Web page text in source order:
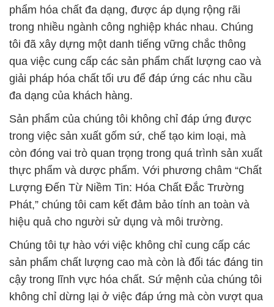
phẩm hóa chất đa dạng, được áp dụng rộng rãi
trong nhiều ngành công nghiệp khác nhau. Chúng
tôi đã xây dựng một danh tiếng vững chắc thông
qua việc cung cấp các sản phẩm chất lượng cao và
giải pháp hóa chất tối ưu để đáp ứng các nhu cầu
đa dạng của khách hàng.
Sản phẩm của chúng tôi không chỉ đáp ứng được
trong việc sản xuất gốm sứ, chế tạo kim loại, mà
còn đóng vai trò quan trọng trong quá trình sản xuất
thực phẩm và dược phẩm. Với phương châm “Chất
Lượng Đến Từ Niềm Tin: Hóa Chất Đắc Trường
Phát,” chúng tôi cam kết đảm bảo tính an toàn và
hiệu quả cho người sử dụng và môi trường.
Chúng tôi tự hào với việc không chỉ cung cấp các
sản phẩm chất lượng cao mà còn là đối tác đáng tin
cậy trong lĩnh vực hóa chất. Sứ mệnh của chúng tôi
không chỉ dừng lại ở việc đáp ứng mà còn vượt qua